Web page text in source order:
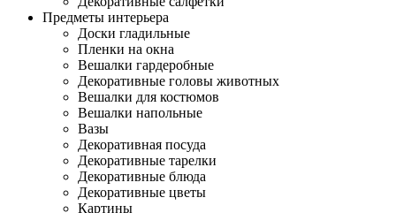
Предметы интерьера
Доски гладильные
Пленки на окна
Вешалки гардеробные
Декоративные головы животных
Вешалки для костюмов
Вешалки напольные
Вазы
Декоративная посуда
Декоративные тарелки
Декоративные блюда
Декоративные цветы
Картины